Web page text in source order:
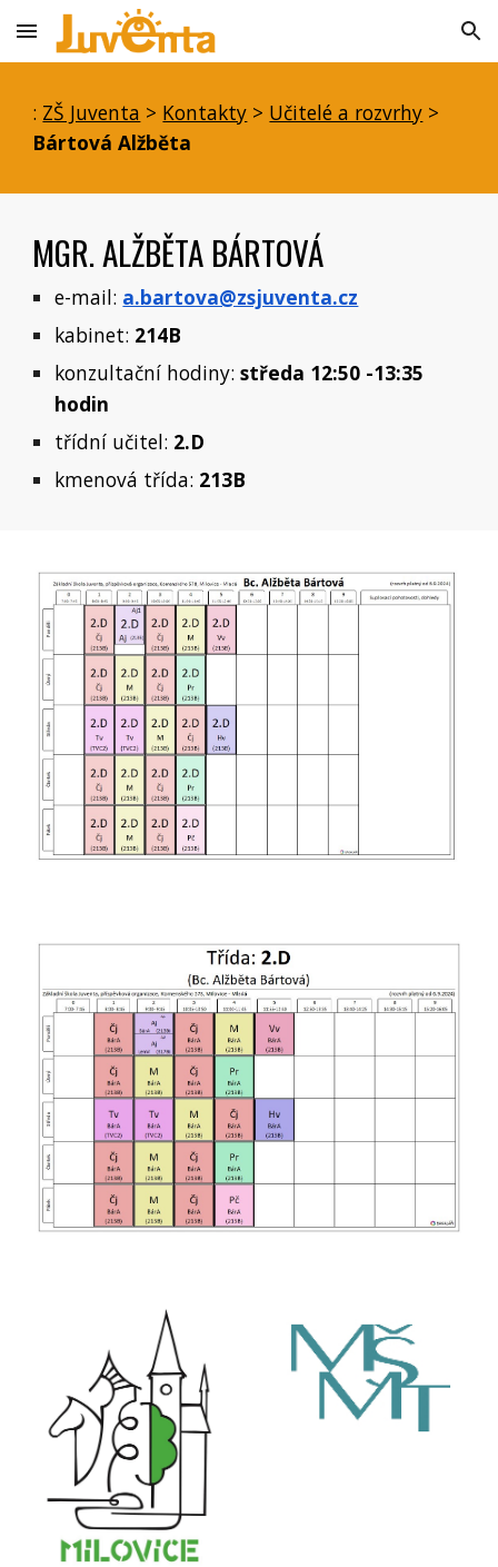
Skip to main content Skip to navigation
: ZŠ Juventa > Kontakty > Učitelé a rozvrhy >
Bártová Alžběta
MGR. ALŽBĚTA BÁRTOVÁ
e-mail: a.bartova@zsjuventa.cz
kabinet: 214B
konzultační hodiny: středa 12:50 -13:35
hodin
třídní učitel: 2.D
kmenová třída: 213B